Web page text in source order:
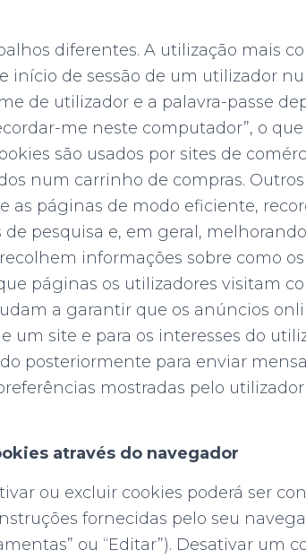
diferentes. A utilização mais
início de sessão de um utilizador
de utilizador e a palavra-passe
me neste computador”, o
são usados por sites de
num carrinho de compras.
as páginas de modo eficiente,
pesquisa e, em geral,
informações sobre como
páginas os utilizadores visitam
a garantir que os anúncios
um site e para os interesses do
posteriormente para enviar
mostradas pelo
através do navegador
ou excluir cookies poderá ser
fornecidas pelo seu
ou “Editar”). Desativar um